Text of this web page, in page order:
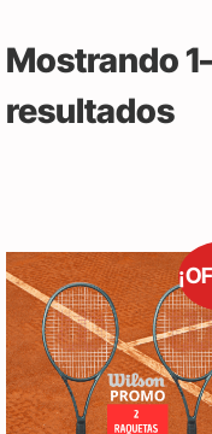
Mostrando
resultados